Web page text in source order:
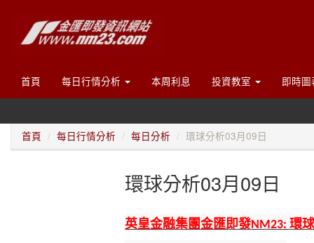
首頁 每日行情分析 本周利息 投資教室 即時圖
首頁 每日行情分析 每日分析 環球分析03月09日
環球分析03月09日
英皇金融集團金匯即發NM23:環